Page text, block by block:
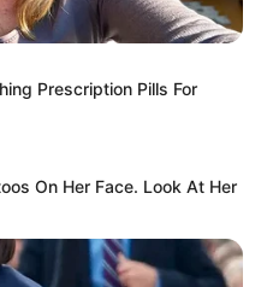
Prescription Pills For
On Her Face. Look At Her